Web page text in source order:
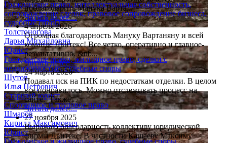
Гражданское право, интеллектуальная собственность,
сопровождение сделок, правовое сопровождение бизнеса,
судебные споры
Толстоногова
Дарья Михайловна
Юрист
Гражданское право, жилищное право, сделки с
недвижимостью, судебные споры
Шутов
Илья Петрович
Старший юрист
Спортивное и трудовое право
Шмаров
Кирилл Максимович
Юрист
поблагодарить Манука Варта...
Читать далее....
4 апреля 2026
Огромная благодарность Мануку Вартаняну и всей
команде Двитекс! Все четко, оперативно и главное-
результативно. &nb...
Читать далее....
24 марта 2026
Подавал иск на ПИК по недостаткам отделки. В целом
все понравилось. Можно отслеживать процесс на
сайте. Также...
Читать далее....
27 ноября 2025
Выражаю благодарность коллективу юридической
фирмы Двитекс. В частности Кашаеву Максиму